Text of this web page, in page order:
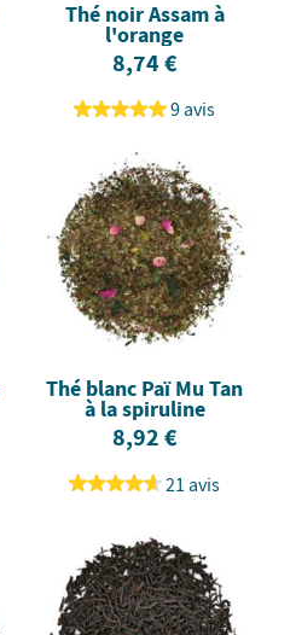
Thé noir Assam à
l'orange
8,74 €
9 avis
Thé blanc Paï Mu Tan
à la spiruline
8,92 €
21 avis